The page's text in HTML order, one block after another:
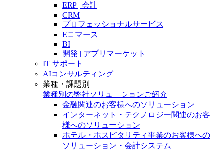
ERP | 会計
CRM
プロフェッショナルサービス
Eコマース
BI
開発 | アプリマーケット
IT サポート
AIコンサルティング
業種・課題別
業種別の弊社ソリューションご紹介
金融関連のお客様へのソリューション
インターネット・テクノロジー関連のお客
様へのソリューション
ホテル・ホスピタリティ事業のお客様への
ソリューション・会計システム